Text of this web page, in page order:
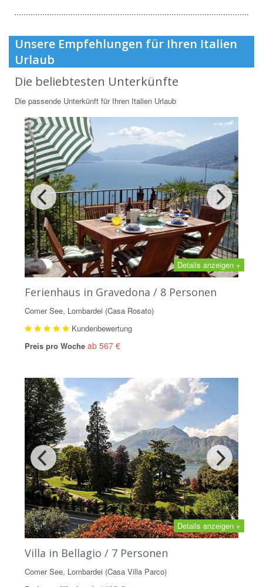
Unsere Empfehlungen für Ihren Italien
Urlaub
Die beliebtesten Unterkünfte
Die passende Unterkünft für Ihren Italien Urlaub
Details anzeigen +
Ferienhaus in Gravedona / 8 Personen
Comer See, Lombardei (Casa Rosato)
Kundenbewertung
Preis pro Woche ab 567 €
Details anzeigen +
Villa in Bellagio / 7 Personen
Comer See, Lombardei (Casa Villa Parco)